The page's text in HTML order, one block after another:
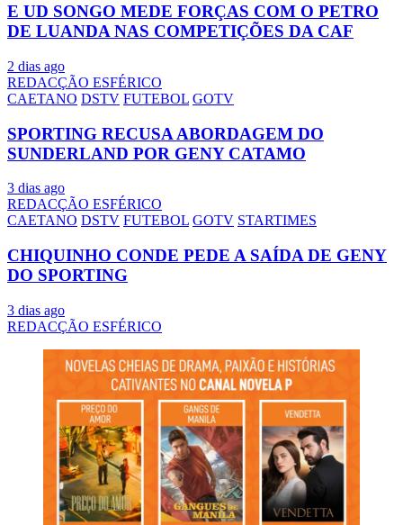
E UD SONGO MEDE FORÇAS COM O PETRO
DE LUANDA NAS COMPETIÇÕES DA CAF
2 dias ago
REDACÇÃO ESFÉRICO
CAETANO DSTV FUTEBOL GOTV
SPORTING RECUSA ABORDAGEM DO
SUNDERLAND POR GENY CATAMO
3 dias ago
REDACÇÃO ESFÉRICO
CAETANO DSTV FUTEBOL GOTV STARTIMES
CHIQUINHO CONDE PEDE A SAÍDA DE GENY
DO SPORTING
3 dias ago
REDACÇÃO ESFÉRICO